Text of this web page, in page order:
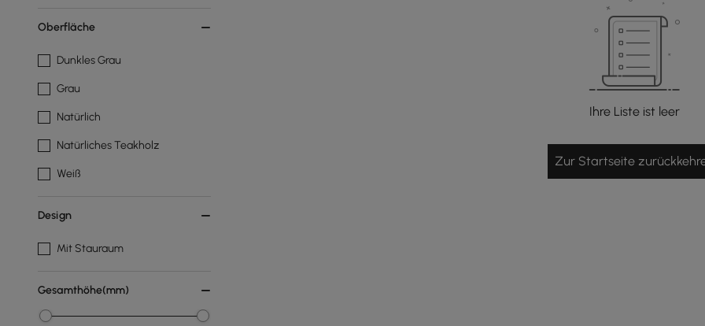
Oberfläche
Dunkles Grau
Grau
Natürlich
Natürliches Teakholz
Weiß
Design
Mit Stauraum
Gesamthöhe(mm)
Ihre Liste ist leer
Zur Startseite